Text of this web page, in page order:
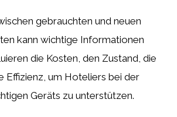
gebrauchten und neuen
kann wichtige Informationen
die Kosten, den Zustand, die
Effizienz, um Hoteliers bei der
Geräts zu unterstützen.